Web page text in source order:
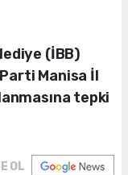
(İBB)
Manisa İl
tepki
OL